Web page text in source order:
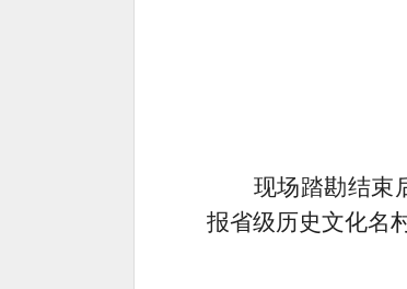
现场踏勘结束
报省级历史文化名